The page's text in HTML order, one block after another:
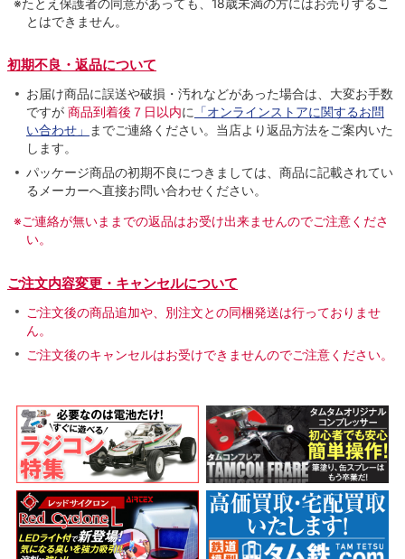
※たとえ保護者の同意があっても、18歳未満の方にはお売りするこ
とはできません。
初期不良・返品について
お届け商品に誤送や破損・汚れなどがあった場合は、大変お手数
ですが 商品到着後７日以内に 「オンラインストアに関するお問
い合わせ」 までご連絡ください。当店より返品方法をご案内いた
します。
パッケージ商品の初期不良につきましては、商品に記載されてい
るメーカーへ直接お問い合わせください。
※ご連絡が無いままでの返品はお受け出来ませんのでご注意くださ
い。
ご注文内容変更・キャンセルについて
ご注文後の商品追加や、別注文との同梱発送は行っておりませ
ん。
ご注文後のキャンセルはお受けできませんのでご注意ください。